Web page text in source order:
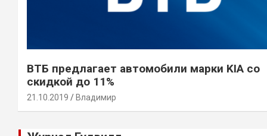
ВТБ предлагает автомобили марки KIA со
скидкой до 11%
21.10.2019 Владимир